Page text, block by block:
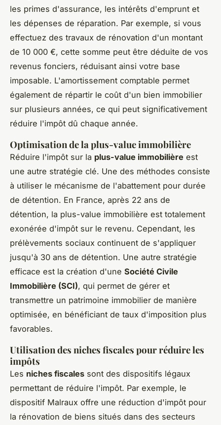
les primes d'assurance, les intérêts d'emprunt et
les dépenses de réparation. Par exemple, si vous
effectuez des travaux de rénovation d'un montant
de 10 000 €, cette somme peut être déduite de vos
revenus fonciers, réduisant ainsi votre base
imposable. L'amortissement comptable permet
également de répartir le coût d'un bien immobilier
sur plusieurs années, ce qui peut significativement
réduire l'impôt dû chaque année.
Optimisation de la plus-value immobilière
Réduire l'impôt sur la plus-value immobilière est
une autre stratégie clé. Une des méthodes consiste
à utiliser le mécanisme de l'abattement pour durée
de détention. En France, après 22 ans de
détention, la plus-value immobilière est totalement
exonérée d'impôt sur le revenu. Cependant, les
prélèvements sociaux continuent de s'appliquer
jusqu'à 30 ans de détention. Une autre stratégie
efficace est la création d'une Société Civile
Immobilière (SCI), qui permet de gérer et
transmettre un patrimoine immobilier de manière
optimisée, en bénéficiant de taux d'imposition plus
favorables.
Utilisation des niches fiscales pour réduire les
impôts
Les niches fiscales sont des dispositifs légaux
permettant de réduire l'impôt. Par exemple, le
dispositif Malraux offre une réduction d'impôt pour
la rénovation de biens situés dans des secteurs